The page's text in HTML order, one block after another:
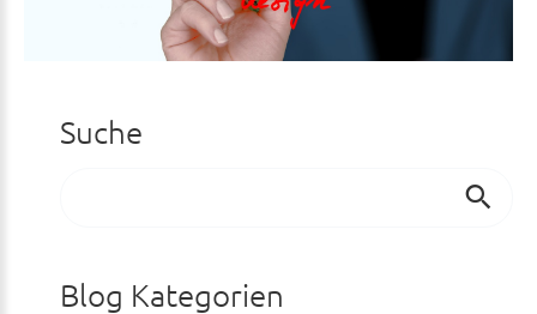
Suche
Blog Kategorien